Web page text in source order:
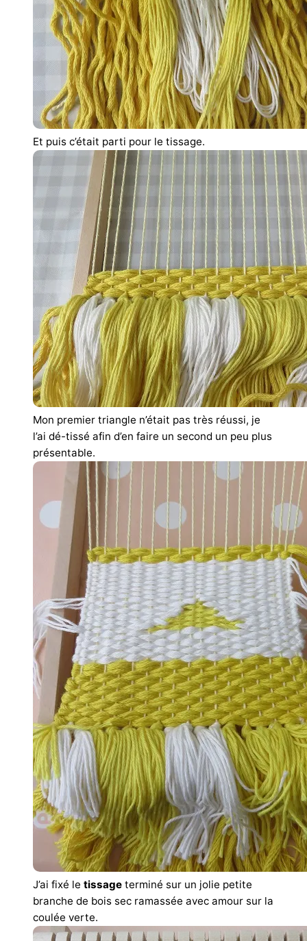
Et puis c’était parti pour le tissage.
Mon premier triangle n’était pas très réussi, je
l’ai dé-tissé afin d’en faire un second un peu plus
présentable.
J’ai fixé le tissage terminé sur un jolie petite
branche de bois sec ramassée avec amour sur la
coulée verte.